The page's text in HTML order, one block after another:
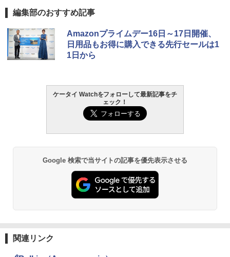
編集部のおすすめ記事
Amazonプライムデー16日～17日開催、
日用品もお得に購入できる先行セールは1
1日から
ケータイ Watchをフォローして最新記事をチ
ェック！
Google 検索で当サイトの記事を優先表示させる
関連リンク